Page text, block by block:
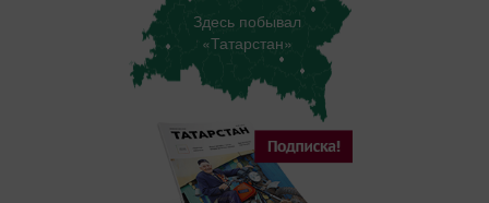
Здесь побывал
«Татарстан»